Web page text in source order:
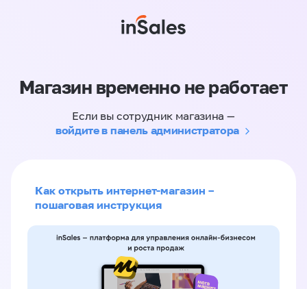
Магазин временно не работает
Если вы сотрудник магазина —
войдите в панель администратора
Как открыть интернет-магазин –
пошаговая инструкция